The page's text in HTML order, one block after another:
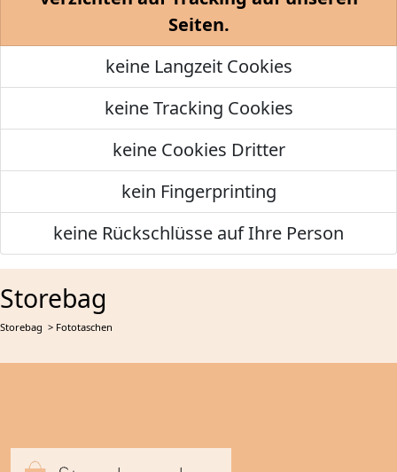
Seiten.
keine Langzeit Cookies
keine Tracking Cookies
keine Cookies Dritter
kein Fingerprinting
keine Rückschlüsse auf Ihre Person
Storebag
Storebag > Fototaschen